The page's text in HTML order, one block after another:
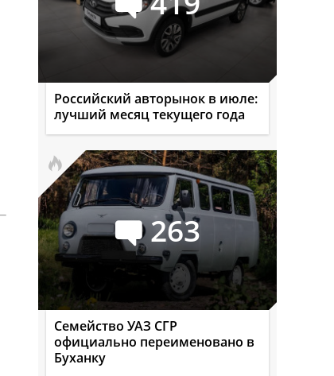
Российский авторынок в июле:
лучший месяц текущего года
263
Семейство УАЗ СГР
официально переименовано в
Буханку